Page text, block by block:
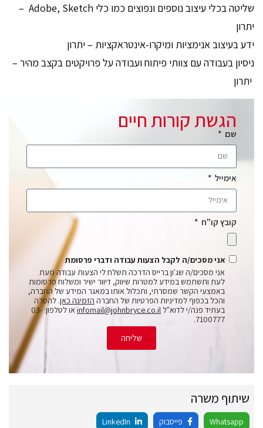
שליטה בכלי עיצוב נוספים ונפוצים כמו כלי Adobe, Sketch –
יתרון
ידע בעיצוב אנימציות ומיקרו-אינטראקציות – יתרון
ניסיון בעבודה עם צוותי פיתוח ועבודה על פרויקטים בקצב מהיר –
יתרון
הגשת קורות חיים
שם
אימייל
קובץ קו"ח
אני מסכים/ה לקבל הצעות עבודה ודברי פרסומת
אני מסכים/ה שג'ון ברייס הדרכה תשלח לי הצעות עבודה מעת
לעת ותשתמש במידע למטרות שיווק, דיוור ישיר ומשלוח פרסומות
באמצעי הקשר שמסרתי, ותכלול אותו במאגר המידע של החברה,
והכל בכפוף למדיניות הפרטיות של החברה הזמינה כאן. להסרה
בעתיד פנה/י לדוא"ל infomail@johnbryce.co.il
או לטלפון: 03-
7100777.
שליחה
שיתוף משרה
Whatsapp פייסבוק